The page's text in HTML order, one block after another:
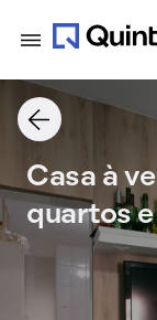
Casa à
quartos e